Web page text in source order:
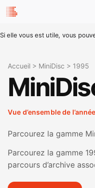
Si elle vous est utile, vous
Accueil > MiniDisc > 1995
Vue d’ensemble de l’année
Parcourez la gamme
Parcourez la gamme
parcours d’archive